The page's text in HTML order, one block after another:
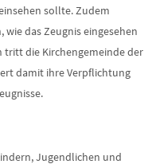
sollte. Zudem
das Zeugnis eingesehen
tritt die Kirchengemeinde der
damit ihre Verpflichtung
Jugendlichen und